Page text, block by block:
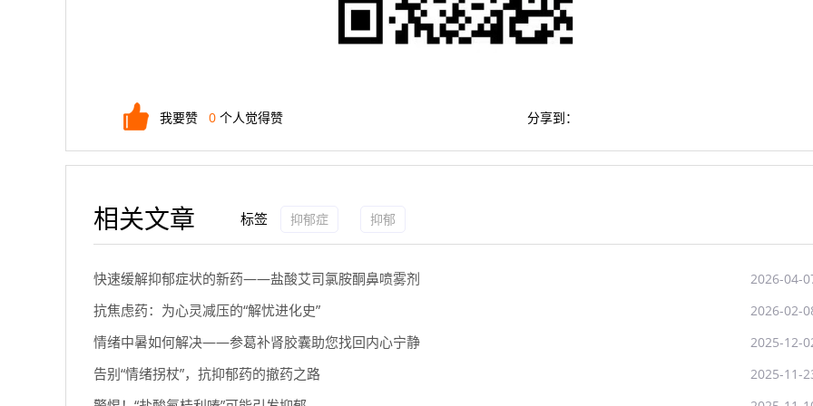
我要赞 0 个人觉得赞 分享到：
相关文章 标签 抑郁症 抑郁
快速缓解抑郁症状的新药——盐酸艾司氯胺酮鼻喷雾剂 2026-04-
抗焦虑药：为心灵减压的“解忧进化史” 2026-02-
情绪中暑如何解决——参葛补肾胶囊助您找回内心宁静 2025-12-
告别“情绪拐杖”，抗抑郁药的撤药之路 2025-11-